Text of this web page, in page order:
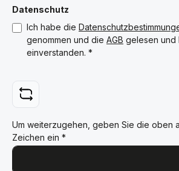
Datenschutz
Ich habe die
genommen und die AGB gelesen und
einverstanden. *
Um weiterzugehen, geben Sie die oben
Zeichen ein *